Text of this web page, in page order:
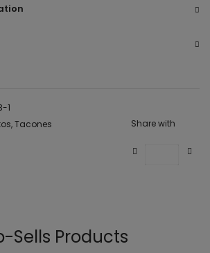
1
,Tacones Share with
Sells Products